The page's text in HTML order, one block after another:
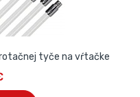
tyče na vŕtačke